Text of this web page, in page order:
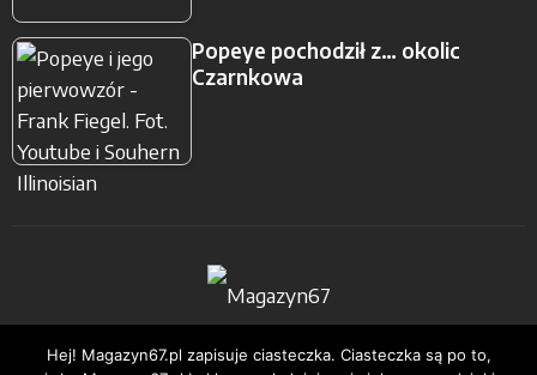
Popeye pochodził z… okolic
Czarnkowa
Strona Główna Podkasty Nieruchomości
Hej! Magazyn67.pl zapisuje ciasteczka. Ciasteczka są po to,